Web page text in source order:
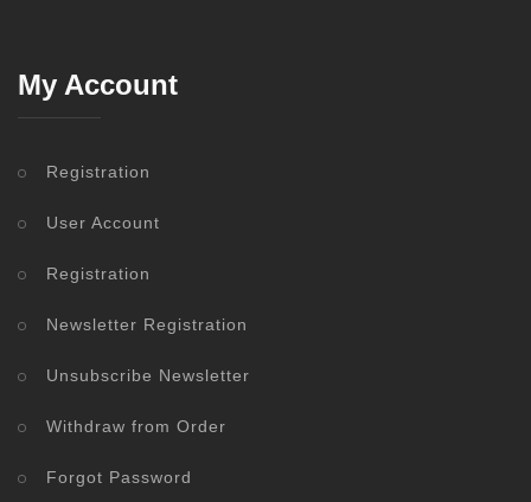
My Account
Registration
User Account
Registration
Newsletter Registration
Unsubscribe Newsletter
Withdraw from Order
Forgot Password